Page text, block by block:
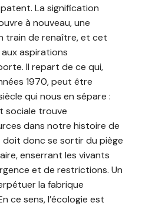
La signification
à nouveau, une
train de renaître, et cet
aspirations
Il repart de ce qui,
1970, peut être
qui nous en sépare :
sociale trouve
dans notre histoire de
doit donc se sortir du piège
enserrant les vivants
et de restrictions. Un
la fabrique
ce sens, l’écologie est